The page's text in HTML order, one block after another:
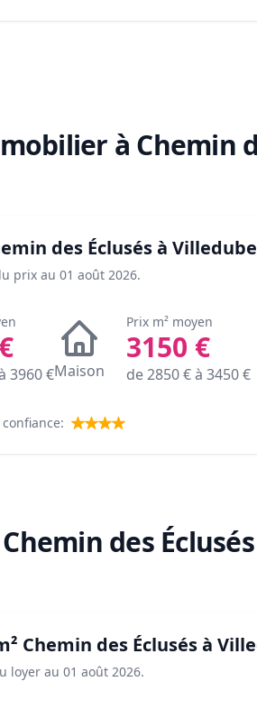
à Chemin
des Éclusés à
prix au 01 août 2026.
€
3960€Maison
Prix m² moyen
3150 €
de2850€ à 3450€
des
Chemin des Éclusés à
loyer au 01 août 2026.